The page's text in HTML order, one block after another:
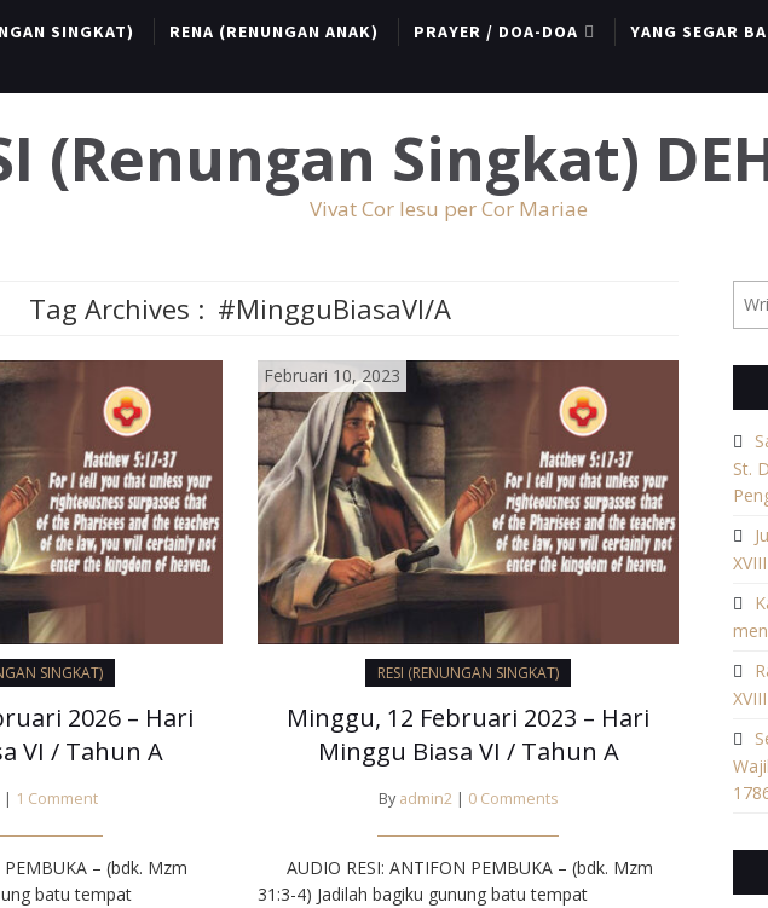
SINGKAT) RENA (RENUNGAN ANAK) PRAYER / DOA-DOA YANG SEGAR
(Renungan Singkat)
Vivat Cor Iesu per Cor Mariae
Tag Archives : #MingguBiasaVI/A
SINGKAT)
2026 – Hari
VI / Tahun A
| 1 Comment
– (bdk. Mzm
batu tempat
Februari 10, 2023
RESI (RENUNGAN SINGKAT)
Minggu, 12 Februari 2023 – Hari
Minggu Biasa VI / Tahun A
By admin2 | 0 Comments
AUDIO RESI: ANTIFON PEMBUKA – (bdk. Mzm
31:3-4) Jadilah bagiku gunung batu tempat
St.
XVIII
XVIII